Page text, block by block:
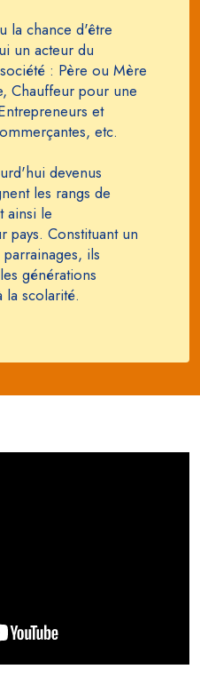
la chance d'être
un acteur du
: Père ou Mère
Chauffeur pour une
et
etc.
devenus
les rangs de
ainsi le
pays. Constituant un
ils
générations
la scolarité.